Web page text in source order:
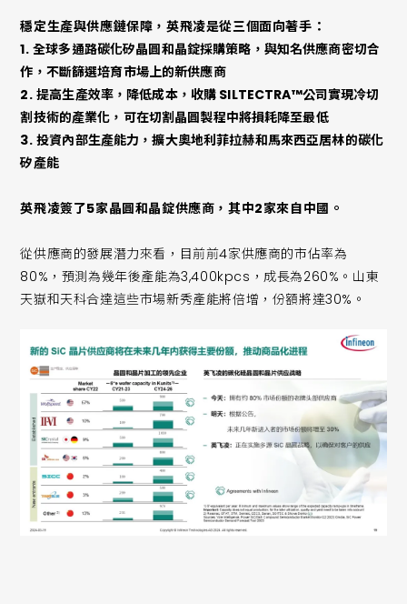
穩定生產與供應鏈保障，英飛凌是從三個面向著手：
1.全球多通路碳化矽晶圓和晶錠採購策略，與知名供應商密切合
作，不斷篩選培育市場上的新供應商
2.提高生產效率，降低成本，收購 SILTECTRA™公司實現冷切
割技術的產業化，可在切割晶圓製程中將損耗降至最低
3.投資內部生產能力，擴大奧地利菲拉赫和馬來西亞居林的碳化
矽產能
英飛凌簽了5家晶圓和晶錠供應商，其中2家來自中國。
從供應商的發展潛力來看，目前前4家供應商的市佔率為
80%，預測為幾年後產能為3,400kpcs，成長為260%。山東
天嶽和天科合達這些市場新秀產能將倍增，份額將達30%。